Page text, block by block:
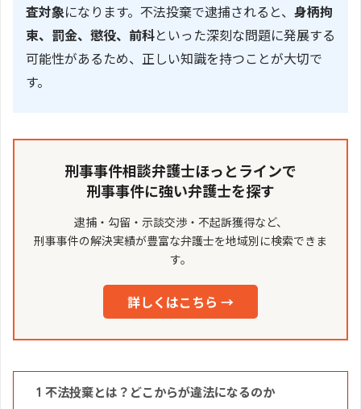
査対象になります。不法投棄で逮捕されると、 身柄拘
束、罰金、懲役、前科といった深刻な問題に発展する
可能性があるため、正しい知識を持つことが大切で
す。
刑事事件相談弁護士ほっとラインで
刑事事件に強い弁護士を探す
逮捕・勾留・示談交渉・不起訴獲得など、
刑事事件の解決実績が豊富な弁護士を地域別に検索できま
す。
詳しくはこちら →
1 不法投棄とは？どこからが違法になるのか